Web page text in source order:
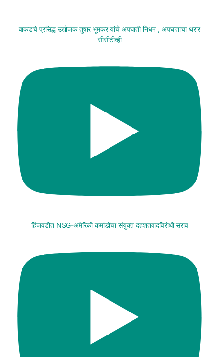
वाकडचे प्रसिद्ध उद्योजक तुषार भूमकर यांचे अपघाती निधन , अपघाताचा थरार
सीसीटीव्ही
हिंजवडीत NSG-अमेरिकी कमांडोंचा संयुक्त दहशतवादविरोधी सराव